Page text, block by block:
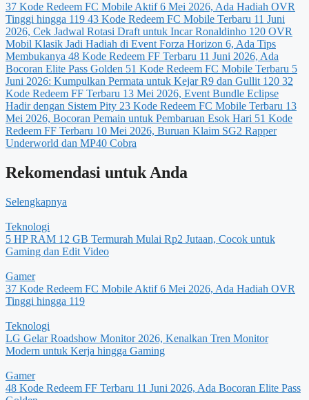
37 Kode Redeem FC Mobile Aktif 6 Mei 2026, Ada Hadiah OVR
Tinggi hingga 119 43 Kode Redeem FC Mobile Terbaru 11 Juni
2026, Cek Jadwal Rotasi Draft untuk Incar Ronaldinho 120 OVR
Mobil Klasik Jadi Hadiah di Event Forza Horizon 6, Ada Tips
Membukanya 48 Kode Redeem FF Terbaru 11 Juni 2026, Ada
Bocoran Elite Pass Golden 51 Kode Redeem FC Mobile Terbaru 5
Juni 2026: Kumpulkan Permata untuk Kejar R9 dan Gullit 120 32
Kode Redeem FF Terbaru 13 Mei 2026, Event Bundle Eclipse
Hadir dengan Sistem Pity 23 Kode Redeem FC Mobile Terbaru 13
Mei 2026, Bocoran Pemain untuk Pembaruan Esok Hari 51 Kode
Redeem FF Terbaru 10 Mei 2026, Buruan Klaim SG2 Rapper
Underworld dan MP40 Cobra
Rekomendasi untuk Anda
Selengkapnya
Teknologi
5 HP RAM 12 GB Termurah Mulai Rp2 Jutaan, Cocok untuk
Gaming dan Edit Video
Gamer
37 Kode Redeem FC Mobile Aktif 6 Mei 2026, Ada Hadiah OVR
Tinggi hingga 119
Teknologi
LG Gelar Roadshow Monitor 2026, Kenalkan Tren Monitor
Modern untuk Kerja hingga Gaming
Gamer
48 Kode Redeem FF Terbaru 11 Juni 2026, Ada Bocoran Elite Pass